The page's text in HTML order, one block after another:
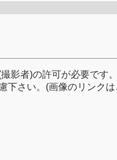
影者)の許可が必要です
下さい。(画像のリンク